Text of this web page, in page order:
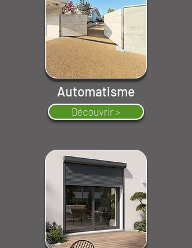
Automatisme
Découvrir >